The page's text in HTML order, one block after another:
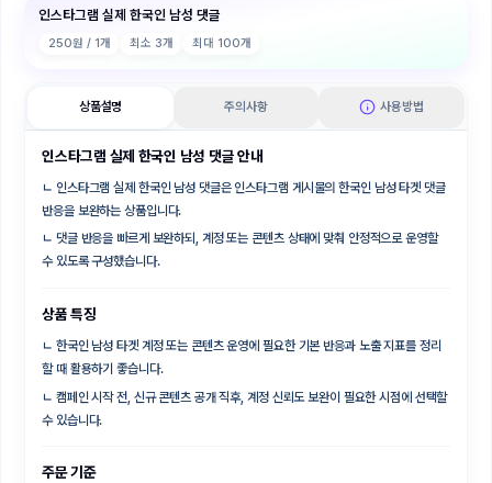
인스타그램 실제 한국인 남성 댓글
250원 / 1개 최소 3개 최대 100개
상품설명 주의사항 사용방법
인스타그램 실제 한국인 남성 댓글 안내
ㄴ 인스타그램 실제 한국인 남성 댓글은 인스타그램 게시물의 한국인 남성 타겟 댓글
반응을 보완하는 상품입니다.
ㄴ 댓글 반응을 빠르게 보완하되, 계정 또는 콘텐츠 상태에 맞춰 안정적으로 운영할
수 있도록 구성했습니다.
상품 특징
ㄴ 한국인 남성 타겟 계정 또는 콘텐츠 운영에 필요한 기본 반응과 노출 지표를 정리
할 때 활용하기 좋습니다.
ㄴ 캠페인 시작 전, 신규 콘텐츠 공개 직후, 계정 신뢰도 보완이 필요한 시점에 선택할
수 있습니다.
주문 기준